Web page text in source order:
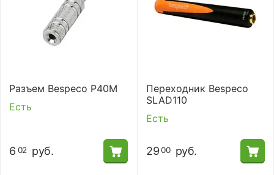
Разъем Bespeco P40M
Есть
6 02 руб.
Переходник Bespeco
SLAD110
Есть
2900 руб.